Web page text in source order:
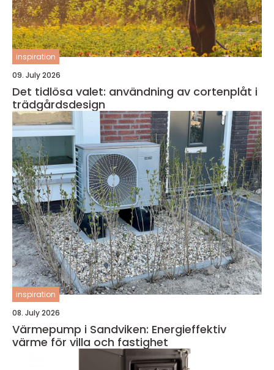
inspiration
09. July 2026
Det tidlösa valet: användning av cortenplåt i
trädgårdsdesign
inspiration
08. July 2026
Värmepump i Sandviken: Energieffektiv
värme för villa och fastighet